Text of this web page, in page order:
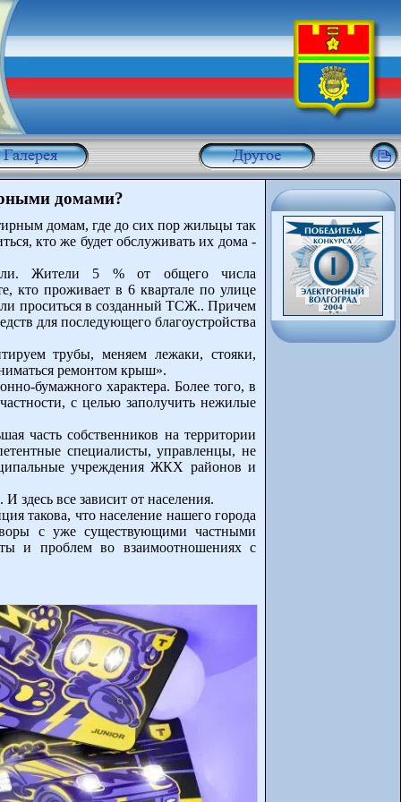
домами?
домам, где до сих пор жильцы так
кто же будет обслуживать их дома -
Жители 5 % от общего числа
кто проживает в 6 квартале по улице
проситься в созданный ТСЖ.. Причем
для последующего благоустройства
трубы, меняем лежаки, стояки,
ремонтом крыш».
бумажного характера. Более того, в
с целью заполучить нежилые
часть собственников на территории
специалисты, управленцы, не
учреждения ЖКХ районов и
здесь все зависит от населения.
такова, что население нашего города
с уже существующими частными
и проблем во взаимоотношениях с